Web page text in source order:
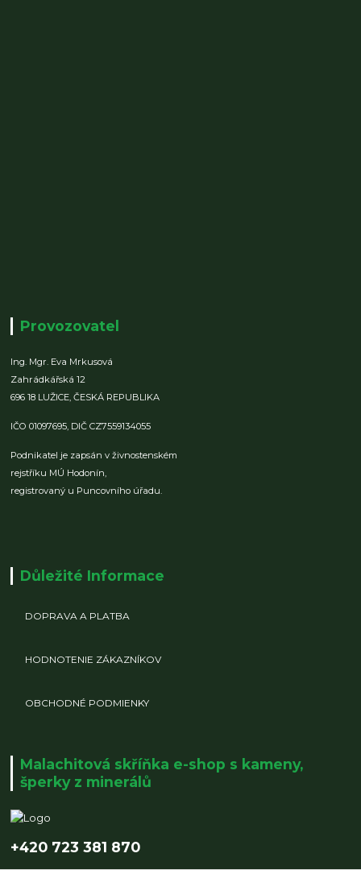
Provozovatel
Ing. Mgr. Eva Mrkusová
Zahrádkářská 12
696 18 LUŽICE,ČESKÁ REPUBLIKA
IČO 01097695, DIČ CZ7559134055
Podnikatel je zapsán v živnostenském
rejstříku MÚ Hodonín,
registrovaný u Puncovního úřadu.
Důležité Informace
DOPRAVA A PLATBA
HODNOTENIE ZÁKAZNÍKOV
OBCHODNÉ PODMIENKY
Malachitová skříňka e-shop s kameny,
šperky z minerálů
+420 723 381 870